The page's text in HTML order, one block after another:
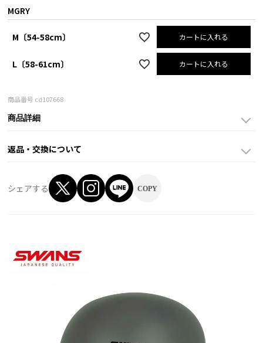
MGRY
M〔54-58cm〕 カートに入れる
L〔58-61cm〕 カートに入れる
商品番号 cd107668
商品詳細
返品・交換について
シェアする